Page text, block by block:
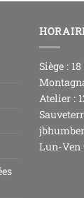
Siège :
Atelier :
Lun-Ven